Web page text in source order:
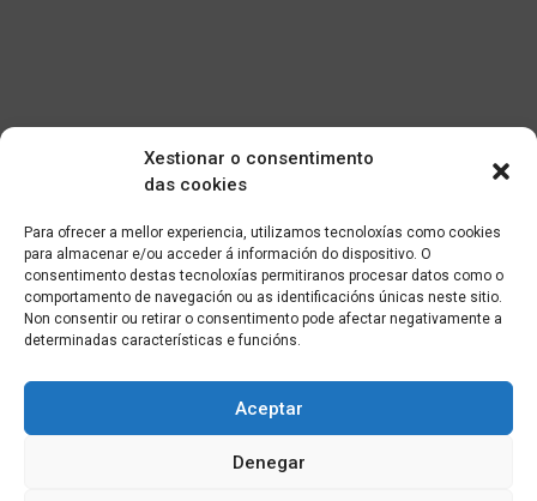
Xestionar o consentimento
das cookies
Para ofrecer a mellor experiencia, utilizamos tecnoloxías como cookies
para almacenar e/ou acceder á información do dispositivo. O
consentimento destas tecnoloxías permitiranos procesar datos como o
comportamento de navegación ou as identificacións únicas neste sitio.
Non consentir ou retirar o consentimento pode afectar negativamente a
determinadas características e funcións.
Aceptar
Denegar